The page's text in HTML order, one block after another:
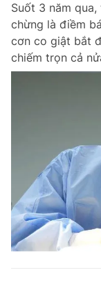
Chuyên mục khác
Chào ngày
Sản phẩm khác
Tiện ích
Tin đã lưu
Tin đã xem
Suốt 3 năm
chừng là điềm
cơn co giật bắt
chiếm trọn cả